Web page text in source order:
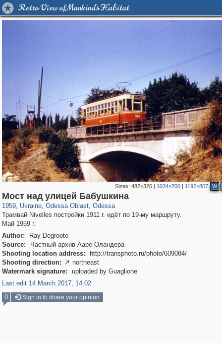
Retro View of Mankind's Habitat
Sizes: 482×326| 1034×700| 1192×807 W
Мост над улицей Бабушкина
1959, Ukraine
135,349 2,358
, Odessa Oblast
10,529 181
, Odessa
9,185 148
Трамвай Nivelles постройки 1911 г. идёт по 19-му маршруту.
Май 1959 г.
Author:
Ray Degroote
Source:
Частный архив Ааре Оландера
Shooting location address:
http://transphoto.ru/photo/609084/
Shooting direction:  northeast
Watermark signature:
uploaded by Guaglione
Last edit 14 March 2017, 14:02
0
Sign in to share your opinion